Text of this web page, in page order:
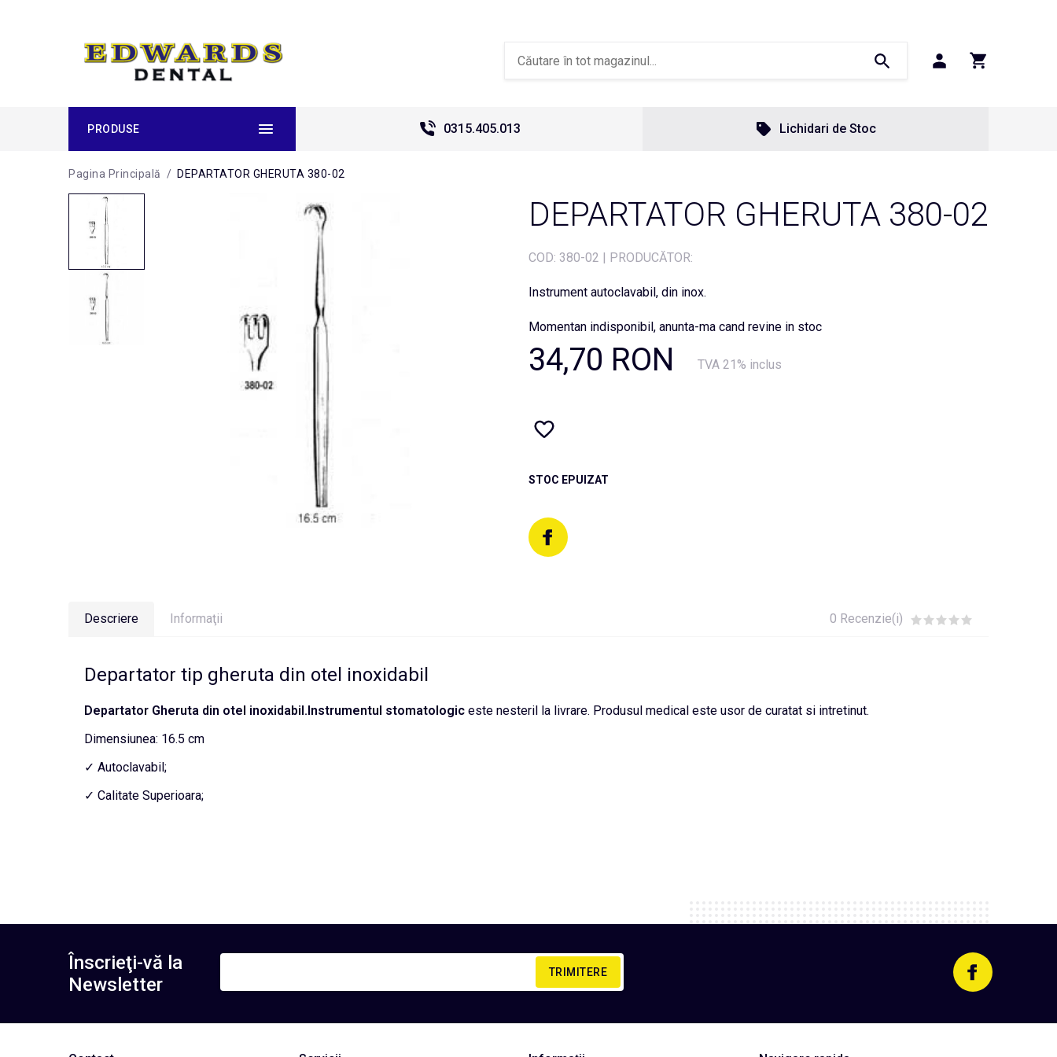
PRODUSE 0315.405.013 Lichidari de Stoc
Pagina Principală / DEPARTATOR GHERUTA 380-02
DEPARTATOR GHERUTA 380-02
COD: 380-02 | PRODUCĂTOR:
Instrument autoclavabil, din inox.
Momentan indisponibil, anunta-ma cand revine in stoc
34,70 RON TVA 21% inclus
STOC EPUIZAT
Descriere Informaţii 0 Recenzie(i)
Departator tip gheruta din otel inoxidabil
Departator Gheruta din otel inoxidabil.Instrumentul stomatologic este nesteril la livrare. Produsul medical este usor de curatat si intretinut.
Dimensiunea: 16.5 cm
✓ Autoclavabil;
✓ Calitate Superioara;
Înscrieţi-vă la
Newsletter
TRIMITERE